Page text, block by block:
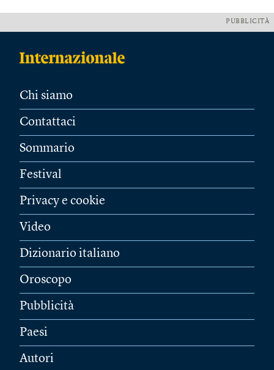
PUBBLICITÀ
Chi siamo
Contattaci
Sommario
Festival
Privacy e cookie
Video
Dizionario italiano
Oroscopo
Pubblicità
Paesi
Autori